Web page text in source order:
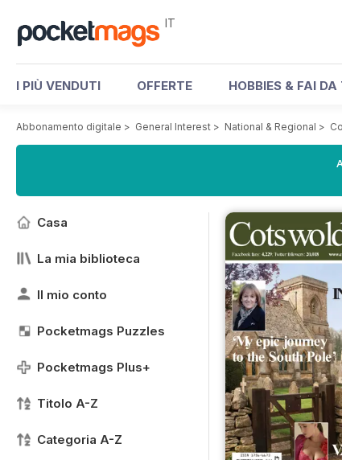
IT
I PIÙ VENDUTI OFFERTE HOBBIES & FAI DA
Abbonamento digitale > General Interest > National & Regional >
Casa
La mia biblioteca
Il mio conto
Pocketmags Puzzles
Pocketmags Plus+
Titolo A-Z
Categoria A-Z